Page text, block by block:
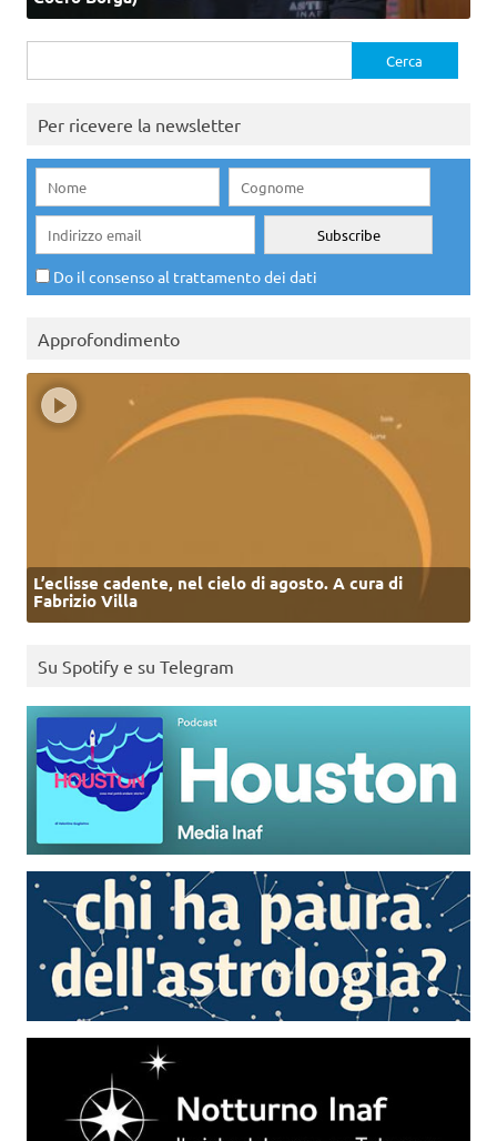
per:
Per ricevere la newsletter
Do il consenso al trattamento dei dati
Approfondimento
L’eclisse cadente, nel cielo di agosto. A cura di
Fabrizio Villa
Su Spotify e su Telegram